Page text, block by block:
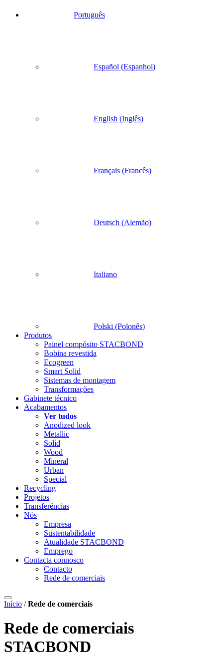
Português
Español (Espanhol)
English (Inglês)
Français (Francês)
Deutsch (Alemão)
Italiano
Polski (Polonês)
Produtos
Painel compósito STACBOND
Bobina revestida
Ecogreen
Smart Solid
Sistemas de montagem
Transformações
Gabinete técnico
Acabamentos
Ver tudos
Anodized look
Metallic
Solid
Wood
Mineral
Urban
Special
Recycling
Projetos
Transferências
Nós
Empresa
Sustentabilidade
Atualidade STACBOND
Emprego
Contacta connosco
Contacto
Rede de comerciais
Início /Rede de comerciais
Rede de comerciais
STACBOND